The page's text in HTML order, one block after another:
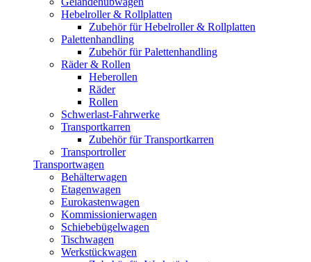
Hebelroller & Rollplatten
Zubehör für Hebelroller & Rollplatten
Palettenhandling
Zubehör für Palettenhandling
Räder & Rollen
Heberollen
Räder
Rollen
Schwerlast-Fahrwerke
Transportkarren
Zubehör für Transportkarren
Transportroller
Transportwagen
Behälterwagen
Etagenwagen
Eurokastenwagen
Kommissionierwagen
Schiebebügelwagen
Tischwagen
Werkstückwagen